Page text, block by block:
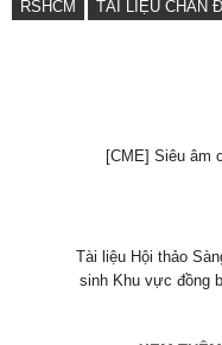
RSHCM
TÀI LIỆU CHẨN
[CME] Siêu âm
Tài liệu Hội thảo
sinh Khu vực đồng